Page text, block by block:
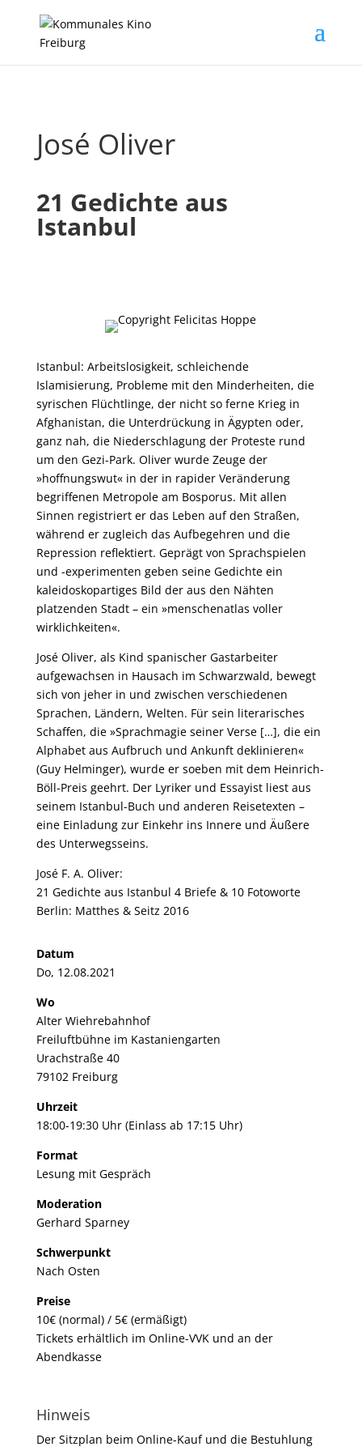
José Oliver
21 Gedichte aus
Istanbul
Istanbul: Arbeitslosigkeit, schleichende
Islamisierung, Probleme mit den Minderheiten, die
syrischen Flüchtlinge, der nicht so ferne Krieg in
Afghanistan, die Unterdrückung in Ägypten oder,
ganz nah, die Niederschlagung der Proteste rund
um den Gezi-Park. Oliver wurde Zeuge der
»hoffnungswut« in der in rapider Veränderung
begriffenen Metropole am Bosporus. Mit allen
Sinnen registriert er das Leben auf den Straßen,
während er zugleich das Aufbegehren und die
Repression reflektiert. Geprägt von Sprachspielen
und -experimenten geben seine Gedichte ein
kaleidoskopartiges Bild der aus den Nähten
platzenden Stadt – ein »menschenatlas voller
wirklichkeiten«.
José Oliver, als Kind spanischer Gastarbeiter
aufgewachsen in Hausach im Schwarzwald, bewegt
sich von jeher in und zwischen verschiedenen
Sprachen, Ländern, Welten. Für sein literarisches
Schaffen, die »Sprachmagie seiner Verse […], die ein
Alphabet aus Aufbruch und Ankunft deklinieren«
(Guy Helminger), wurde er soeben mit dem Heinrich-
Böll-Preis geehrt. Der Lyriker und Essayist liest aus
seinem Istanbul-Buch und anderen Reisetexten –
eine Einladung zur Einkehr ins Innere und Äußere
des Unterwegsseins.
José F. A. Oliver:
21 Gedichte aus Istanbul 4 Briefe & 10 Fotoworte
Berlin: Matthes & Seitz 2016
Datum
Do, 12.08.2021
Wo
Alter Wiehrebahnhof
Freiluftbühne im Kastaniengarten
Urachstraße 40
79102 Freiburg
Uhrzeit
18:00-19:30 Uhr (Einlass ab 17:15 Uhr)
Format
Lesung mit Gespräch
Moderation
Gerhard Sparney
Schwerpunkt
Nach Osten
Preise
10€ (normal) / 5€ (ermäßigt)
Tickets erhältlich im Online-VVK und an der
Abendkasse
Hinweis
Der Sitzplan beim Online-Kauf und die Bestuhlung